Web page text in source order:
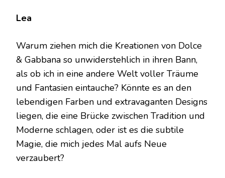
Lea
Warum ziehen mich die Kreationen von Dolce
& Gabbana so unwiderstehlich in ihren Bann,
als ob ich in eine andere Welt voller Träume
und Fantasien eintauche? Könnte es an den
lebendigen Farben und extravaganten Designs
liegen, die eine Brücke zwischen Tradition und
Moderne schlagen, oder ist es die subtile
Magie, die mich jedes Mal aufs Neue
verzaubert?